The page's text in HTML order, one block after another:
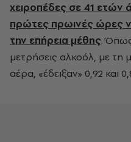
χειροπέδες σε 41 ετών
πρώτες πρωινές ώρες
την επήρεια μέθης. Όπως
μετρήσεις αλκοόλ, με τη
αέρα, «έδειξαν» 0,92 και